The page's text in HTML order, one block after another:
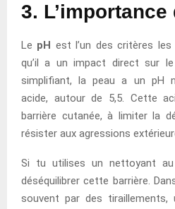
3. L’importance
Le pH est l’un des critères
qu’il a un impact direct sur
simplifiant, la peau a un pH
acide, autour de 5,5. Cette
barrière cutanée, à limiter la
résister aux agressions
Si tu utilises un nettoyant
déséquilibrer cette barrière.
souvent par des tiraillements,